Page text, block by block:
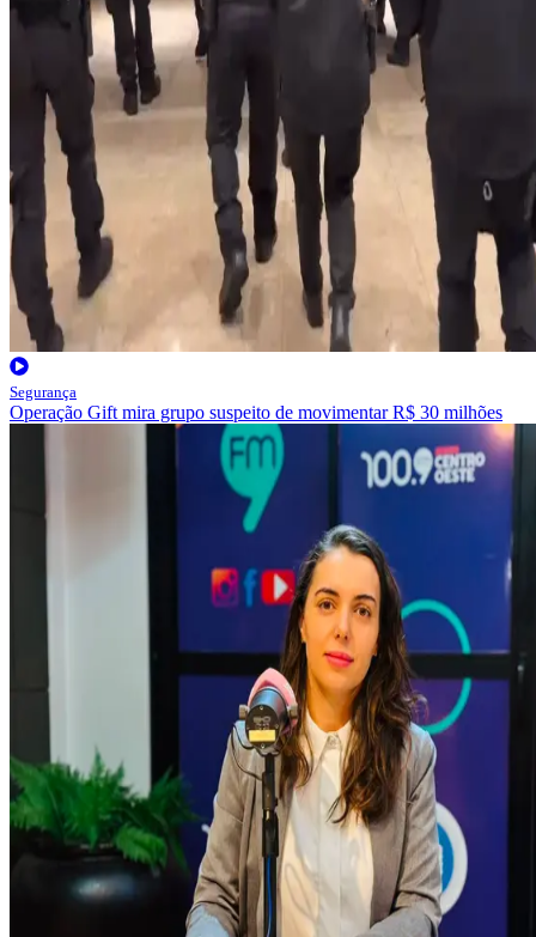
Segurança
Operação Gift mira grupo suspeito de movimentar R$ 30 milhões